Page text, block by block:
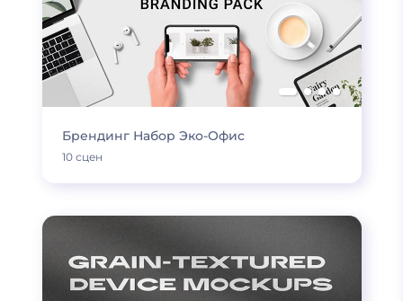
Брендинг Набор Эко-Офис
10 сцен